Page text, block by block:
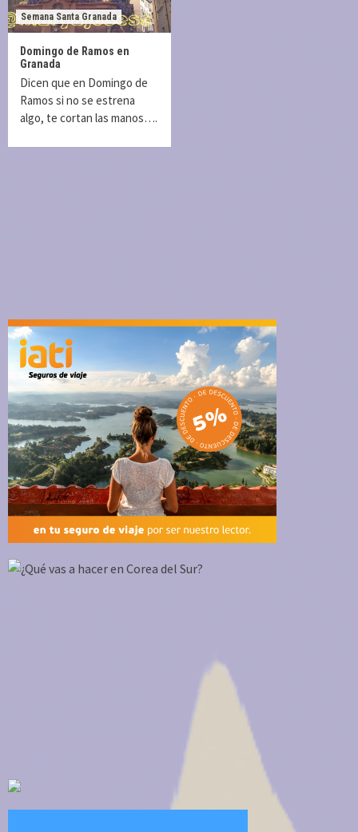
Semana Santa Granada
Domingo de Ramos en
Granada
Dicen que en Domingo de
Ramos si no se estrena
algo, te cortan las manos….